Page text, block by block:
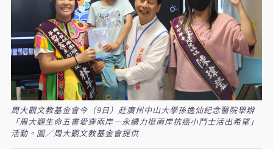
周大觀文教基金會今（9日）赴廣州中山大學孫逸仙紀念醫院舉辦
「周大觀生命五書愛穿兩岸—永續力挺兩岸抗癌小鬥士活出希望」
活動。圖／周大觀文教基金會提供